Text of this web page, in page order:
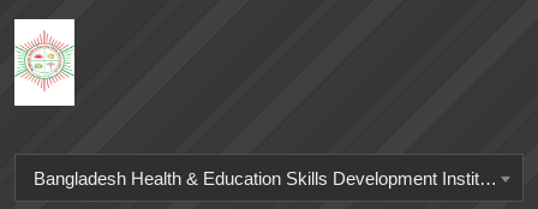
Bangladesh Health & Education Skills Development Institute